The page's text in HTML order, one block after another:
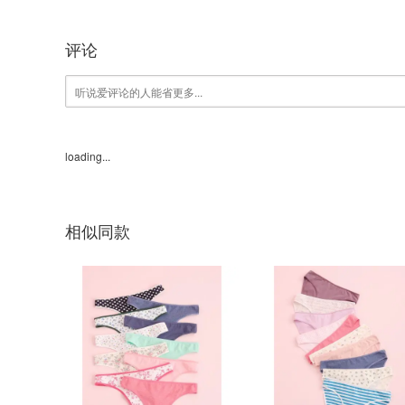
评论
loading...
相似同款